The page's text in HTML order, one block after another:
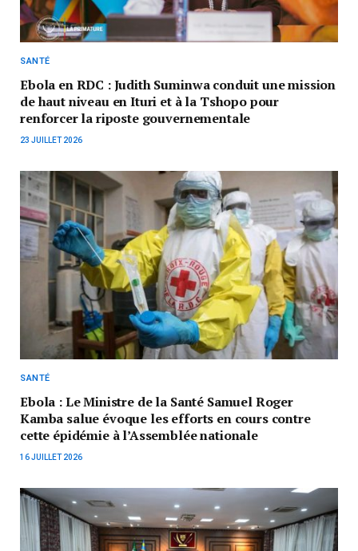
SANTÉ
Ebola en RDC : Judith Suminwa conduit une mission
de haut niveau en Ituri et à la Tshopo pour
renforcer la riposte gouvernementale
23 JUILLET 2026
SANTÉ
Ebola : Le Ministre de la Santé Samuel Roger
Kamba salue évoque les efforts en cours contre
cette épidémie à l’Assemblée nationale
16 JUILLET 2026